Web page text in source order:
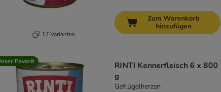
17 Varianten
Zum Warenkorb
hinzufügen
Favorit
RINTI Kennerfleisch 6 x 800
g
Geflügelherzen